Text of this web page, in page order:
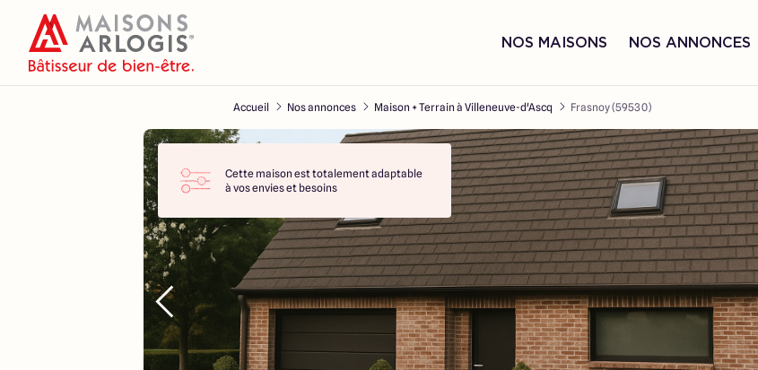
NOS MAISONS NOS ANNONCES
Accueil Nos annonces Maison + Terrain à Villeneuve-d'Ascq Frasnoy (59530)
Cette maison est totalement adaptable
à vos envies et besoins